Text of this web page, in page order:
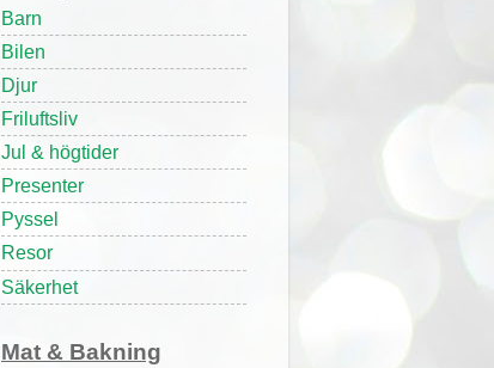
Barn
Bilen
Djur
Friluftsliv
Jul & högtider
Presenter
Pyssel
Resor
Säkerhet
Mat & Bakning